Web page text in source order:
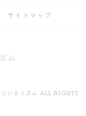
サイトマップ
いろリズム ALL RIGHTS